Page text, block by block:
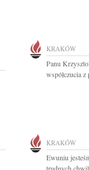
KRAKÓW
Panu
współczucia
KRAKÓW
Ewuniu